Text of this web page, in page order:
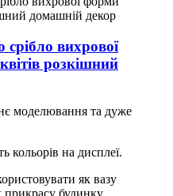
вихрової
розкішний
моделювання та дуже
кольорів на дисплеї.
як вазу